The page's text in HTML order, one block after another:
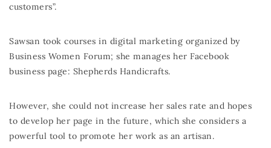
customers”.
Sawsan took courses in digital marketing organized by
Business Women Forum; she manages her Facebook
business page: Shepherds Handicrafts.
However, she could not increase her sales rate and hopes
to develop her page in the future, which she considers a
powerful tool to promote her work as an artisan.